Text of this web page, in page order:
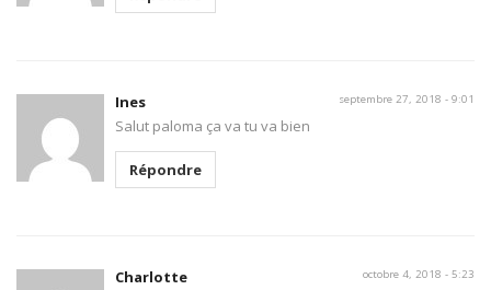
Ines septembre 27, 2018 - 9:01
Salut paloma ça va tu va bien
Répondre
Charlotte octobre 4, 2018 - 5:23